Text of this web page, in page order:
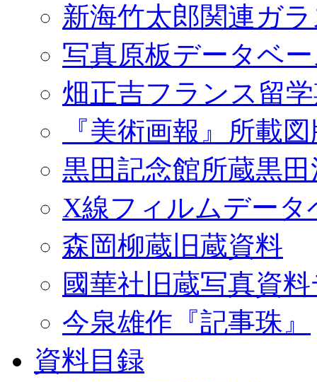
新海竹太郎関連ガ
写真原板データベ
畑正吉フランス留
『美術画報』所載
黒田記念館所蔵黒
X線フィルムデータ
森岡柳蔵旧蔵資料
國華社旧蔵写真資
今泉雄作『記事珠』
資料目録